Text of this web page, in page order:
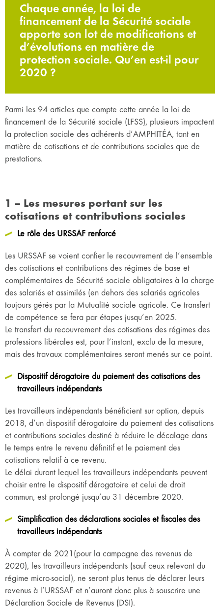
Chaque année, la loi de
financement de la Sécurité sociale
apporte son lot de modifications et
d’évolutions en matière de
protection sociale. Qu’en est-il pour
2020 ?
Parmi les 94 articles que compte cette année la loi de
financement de la Sécurité sociale (LFSS), plusieurs impactent
la protection sociale des adhérents d’AMPHITÉA, tant en
matière de cotisations et de contributions sociales que de
prestations.
1 – Les mesures portant sur les
cotisations et contributions sociales
Le rôle des URSSAF renforcé
Les URSSAF se voient confier le recouvrement de l’ensemble
des cotisations et contributions des régimes de base et
complémentaires de Sécurité sociale obligatoires à la charge
des salariés et assimilés (en dehors des salariés agricoles
toujours gérés par la Mutualité sociale agricole. Ce transfert
de compétence se fera par étapes jusqu’en 2025.
Le transfert du recouvrement des cotisations des régimes des
professions libérales est, pour l’instant, exclu de la mesure,
mais des travaux complémentaires seront menés sur ce point.
Dispositif dérogatoire du paiement des cotisations des
travailleurs indépendants
Les travailleurs indépendants bénéficient sur option, depuis
2018, d’un dispositif dérogatoire du paiement des cotisations
et contributions sociales destiné à réduire le décalage dans
le temps entre le revenu définitif et le paiement des
cotisations relatif à ce revenu.
Le délai durant lequel les travailleurs indépendants peuvent
choisir entre le dispositif dérogatoire et celui de droit
commun, est prolongé jusqu’au 31 décembre 2020.
Simplification des déclarations sociales et fiscales des
travailleurs indépendants
À compter de 2021(pour la campagne des revenus de
2020), les travailleurs indépendants (sauf ceux relevant du
régime micro-social), ne seront plus tenus de déclarer leurs
revenus à l’URSSAF et n’auront donc plus à souscrire une
Déclaration Sociale de Revenus (DSI).